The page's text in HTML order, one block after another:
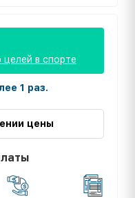
в спорте
1 раз.
цены